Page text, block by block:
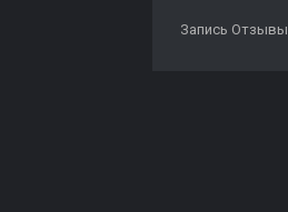
Запись Отзывы